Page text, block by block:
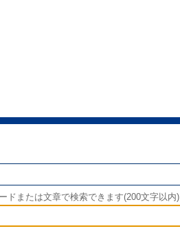
ドまたは文章で検索できます(200文字以内)